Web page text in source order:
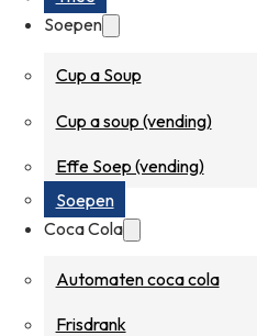
Soepen
Cup a Soup
Cup a soup (vending)
Effe Soep (vending)
Soepen
Coca Cola
Automaten coca cola
Frisdrank